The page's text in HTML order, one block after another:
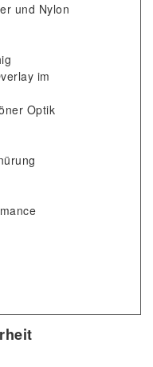
und Nylon
im
Optik